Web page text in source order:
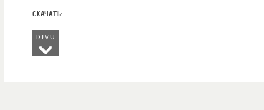
DJVU